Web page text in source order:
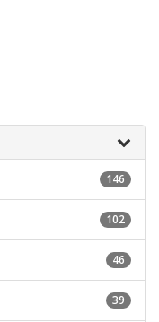
146
102
46
39